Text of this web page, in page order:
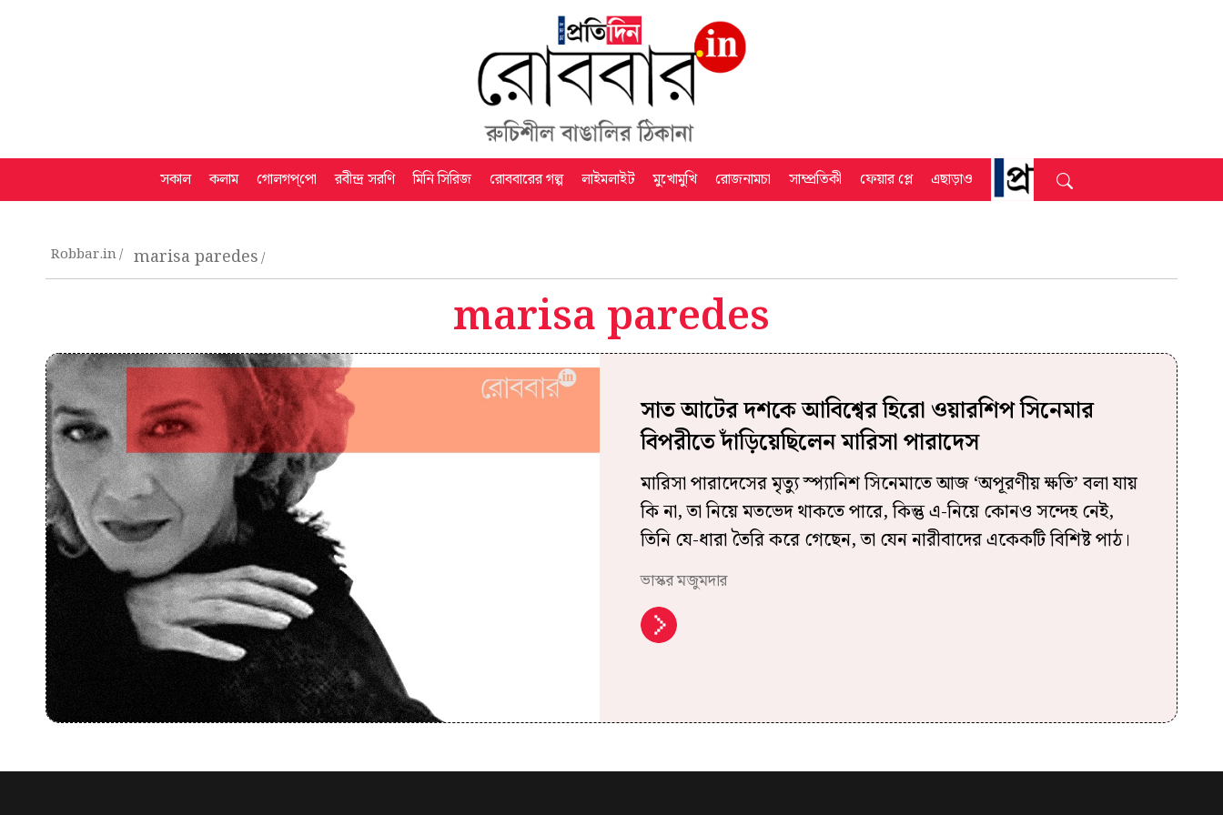
সকাল কলাম গোলগপ্‌পো রবীন্দ্র সরণি মিনি সিরিজ রোববারের গল্প লাইমলাইট মুখোমুখি রোজনামচা সাম্প্রতিকী ফেয়ার প্লে এছাড়াও
Robbar.in marisa paredes
marisa paredes
সাত আটের দশকে আবিশ্বের হিরো ওয়ারশিপ সিনেমার
বিপরীতে দাঁড়িয়েছিলেন মারিসা পারাদেস
মারিসা পারাদেসের মৃত্যু স্প্যানিশ সিনেমাতে আজ ‘অপূরণীয় ক্ষতি’ বলা যায়
কি না, তা নিয়ে মতভেদ থাকতে পারে, কিন্তু এ-নিয়ে কোনও সন্দেহ নেই,
তিনি যে-ধারা তৈরি করে গেছেন, তা যেন নারীবাদের একেকটি বিশিষ্ট পাঠ।
ভাস্কর মজুমদার